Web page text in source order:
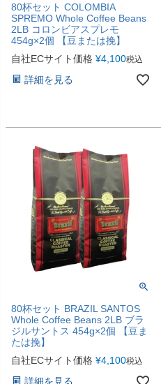
80杯セット COLOMBIA
SPREMO Whole Coffee Beans
2LB コロンビアスプレモ
454g×2個 【豆または挽】
自社ECサイト価格 ¥4,100税込
詳細を見る
80杯セット BRAZIL SANTOS
Whole Coffee Beans 2LB ブラ
ジルサントス 454g×2個 【豆ま
たは挽】
自社ECサイト価格 ¥4,100税込
詳細を見る